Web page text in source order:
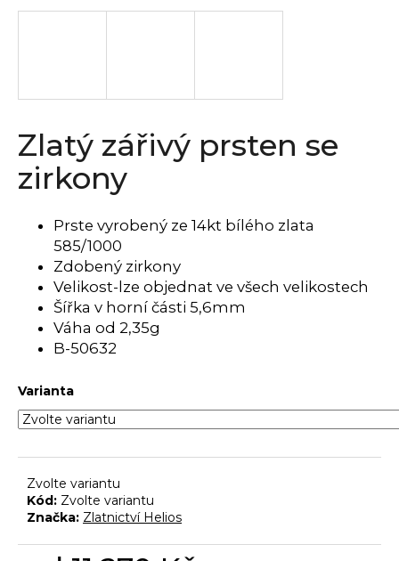
Zlatý zářivý prsten se
zirkony
Prste vyrobený ze 14kt bílého zlata
585/1000
Zdobený zirkony
Velikost-lze objednat ve všech velikostech
Šířka v horní části 5,6mm
Váha od 2,35g
B-50632
Varianta
Zvolte variantu
Kód: Zvolte variantu
Značka: Zlatnictví Helios
t
u
č
u
e
m
e